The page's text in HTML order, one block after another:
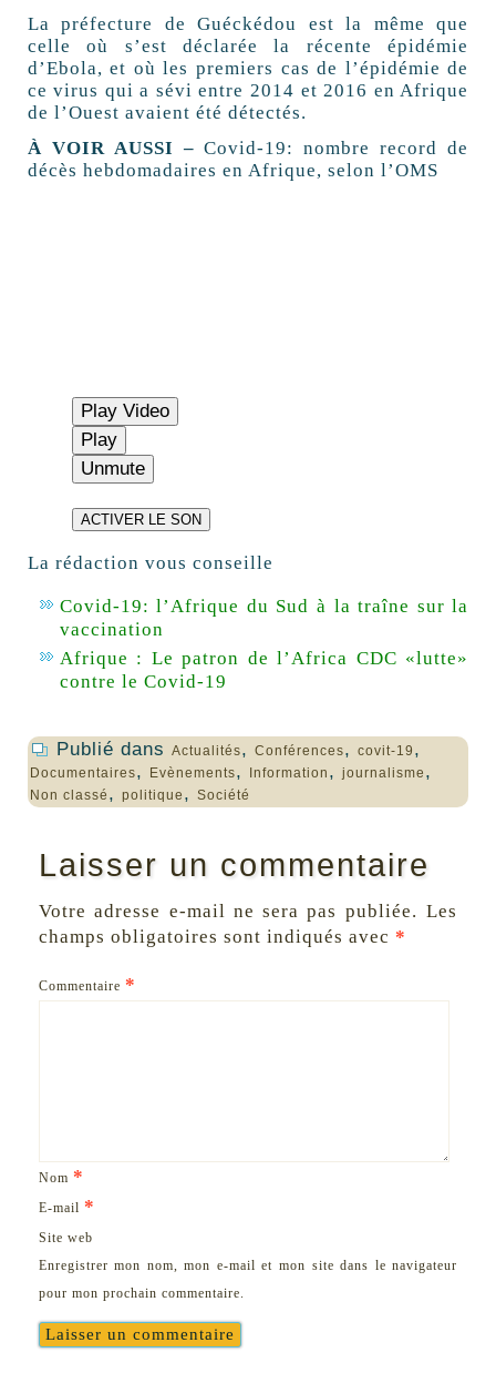
La préfecture de Guéckédou est la même que
celle où s’est déclarée la récente épidémie
d’Ebola, et où les premiers cas de l’épidémie de
ce virus qui a sévi entre 2014 et 2016 en Afrique
de l’Ouest avaient été détectés.
À VOIR AUSSI –Covid-19: nombre record de
décès hebdomadaires en Afrique, selon l’OMS
Play Video
Play
Unmute
ACTIVER LE SON
La rédaction vous conseille
Covid-19: l’Afrique du Sud à la traîne sur la
vaccination
Afrique : Le patron de l’Africa CDC «lutte»
contre le Covid-19
Publié dans Actualités, Conférences, covit-19 ,
Documentaires, Evènements, Information , journalisme ,
Non classé , politique , Société
Laisser un commentaire
Votre adresse e-mail ne sera pas publiée. Les
champs obligatoires sont indiqués avec *
Commentaire *
Nom *
E-mail *
Site web
Enregistrer mon nom, mon e-mail et mon site dans le navigateur
pour mon prochain commentaire.